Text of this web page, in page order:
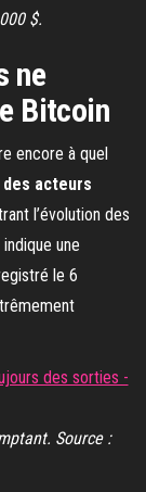
$.
ne
Bitcoin
encore à quel
acteurs
l’évolution des
une
le 6
Source :